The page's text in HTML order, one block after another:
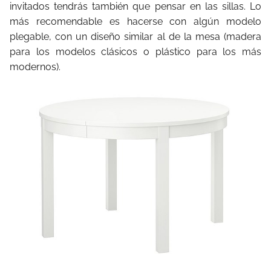
invitados tendrás también que pensar en las sillas. Lo
más recomendable es hacerse con algún modelo
plegable, con un diseño similar al de la mesa (madera
para los modelos clásicos o plástico para los más
modernos).